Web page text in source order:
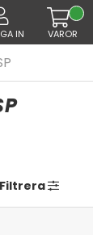
IN VAROR
Filtrera